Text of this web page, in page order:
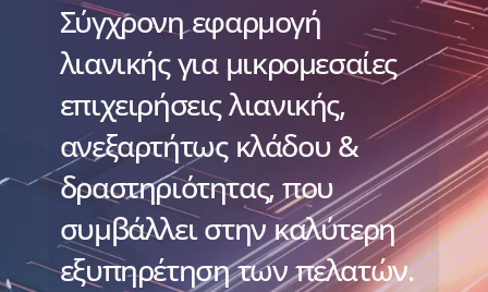
Σύγχρονη εφαρμογή
λιανικής για μικρομεσαίες
επιχειρήσεις λιανικής,
ανεξαρτήτως κλάδου &
δραστηριότητας, που
συμβάλλει στην καλύτερη
εξυπηρέτηση των πελατών.